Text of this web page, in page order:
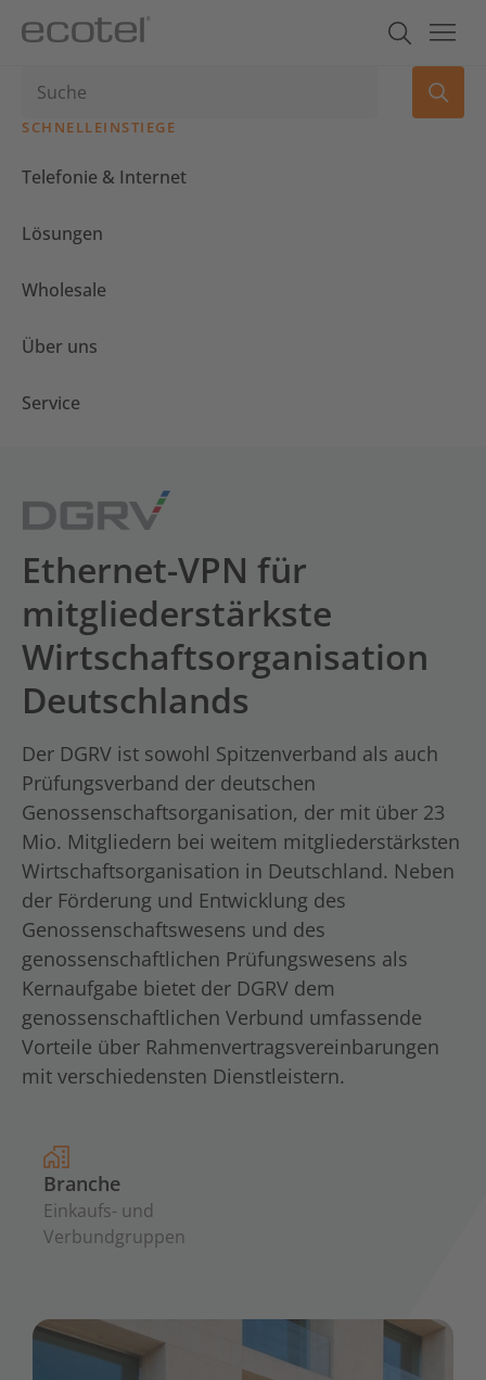
SCHNELLEINSTIEGE
Telefonie & Internet
Lösungen
Wholesale
Über uns
Service
Ethernet-VPN für
mitgliederstärkste
Wirtschaftsorganisation
Deutschlands
Der DGRV ist sowohl Spitzenverband als auch
Prüfungsverband der deutschen
Genossenschaftsorganisation, der mit über 23
Mio. Mitgliedern bei weitem mitgliederstärksten
Wirtschaftsorganisation in Deutschland. Neben
der Förderung und Entwicklung des
Genossenschaftswesens und des
genossenschaftlichen Prüfungswesens als
Kernaufgabe bietet der DGRV dem
genossenschaftlichen Verbund umfassende
Vorteile über Rahmenvertragsvereinbarungen
mit verschiedensten Dienstleistern.
Branche
Einkaufs- und
Verbundgruppen